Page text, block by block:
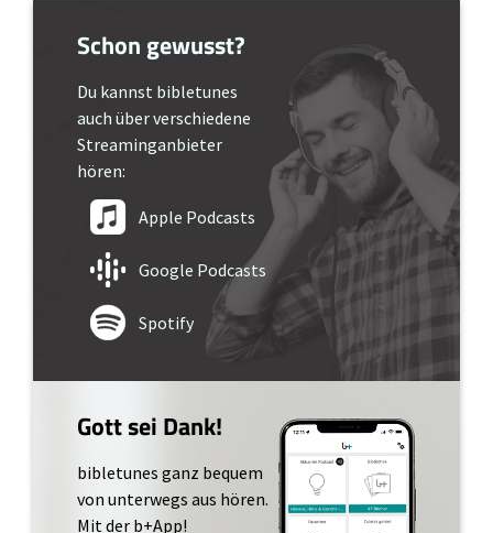
Schon gewusst?
Du kannst bibletunes
auch über verschiedene
Streaminganbieter
hören:
Apple Podcasts
Google Podcasts
Spotify
Gott sei Dank!
bibletunes ganz bequem
von unterwegs aus hören.
Mit der b+App!